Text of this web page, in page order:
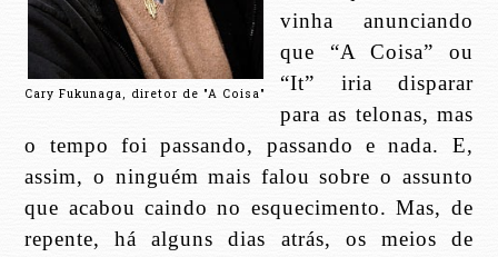
Cary Fukunaga, diretor de "A Coisa"
vinha anunciando
que “A Coisa” ou
“It” iria disparar
para as telonas, mas
o tempo foi passando, passando e nada. E,
assim, o ninguém mais falou sobre o assunto
que acabou caindo no esquecimento. Mas, de
repente, há alguns dias atrás, os meios de